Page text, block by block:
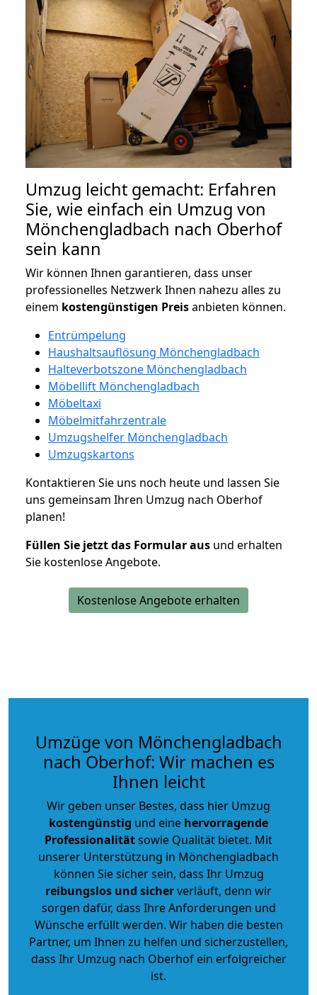
Umzug leicht gemacht: Erfahren
Sie, wie einfach ein Umzug von
Mönchengladbach nach Oberhof
sein kann
Wir können Ihnen garantieren, dass unser
professionelles Netzwerk Ihnen nahezu alles zu
einem kostengünstigen Preisanbieten können.
Entrümpelung
Haushaltsauflösung Mönchengladbach
Halteverbotszone Mönchengladbach
Möbellift Mönchengladbach
Möbeltaxi
Möbelmitfahrzentrale
Umzugshelfer Mönchengladbach
Umzugskartons
Kontaktieren Sie uns noch heute und lassen Sie
uns gemeinsam Ihren Umzug nach Oberhof
planen!
Füllen Sie jetzt das Formular aus und erhalten
Sie kostenlose Angebote.
Kostenlose Angebote erhalten
Umzüge von Mönchengladbach
nach Oberhof: Wir machen es
Ihnen leicht
Wir geben unser Bestes, dass hier Umzug
kostengünstig und eine hervorragende
Professionalitätsowie Qualität bietet. Mit
unserer Unterstützung in Mönchengladbach
können Sie sicher sein, dass Ihr Umzug
reibungslos und sicherverläuft, denn wir
sorgen dafür, dass Ihre Anforderungen und
Wünsche erfüllt werden. Wir haben die besten
Partner, um Ihnen zu helfen und sicherzustellen,
dass Ihr Umzug nach Oberhof ein erfolgreicher
ist.